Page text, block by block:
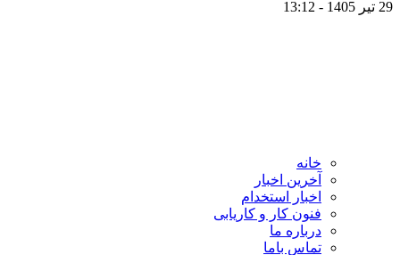
29 تیر 1405 - 13:12
خانه
آخرین اخبار
اخبار استخدام
فنون کار و کاریابی
درباره ما
تماس باما